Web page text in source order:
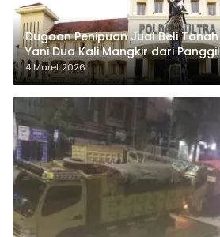
Dugaan Penipuan Jual Beli
Yani Dua Kali Mangkir dari
4 Maret 2026